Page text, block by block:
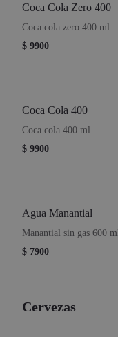
Coca Cola Zero 400
Coca cola zero 400 ml
$ 9900
Coca Cola 400
Coca cola 400 ml
$ 9900
Agua Manantial
Manantial sin gas 600 ml
$ 7900
Cervezas